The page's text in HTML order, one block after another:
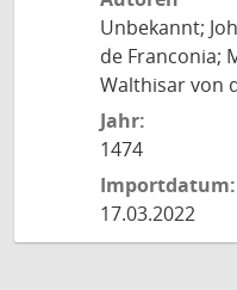
Unbekannt;
de Franconia;
Walthisar von
Jahr:
1474
Importdatum:
17.03.2022